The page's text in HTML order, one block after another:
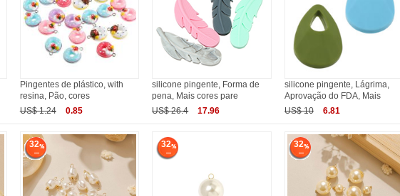
Pingentes de plástico, with
resina, Pão, cores
US$ 1.24
0.85
silicone pingente, Forma de
pena, Mais cores pare
US$ 26.4
17.96
silicone pingente, Lágrima,
Aprovação do FDA, Mais
US$ 10
6.81
32 32 32